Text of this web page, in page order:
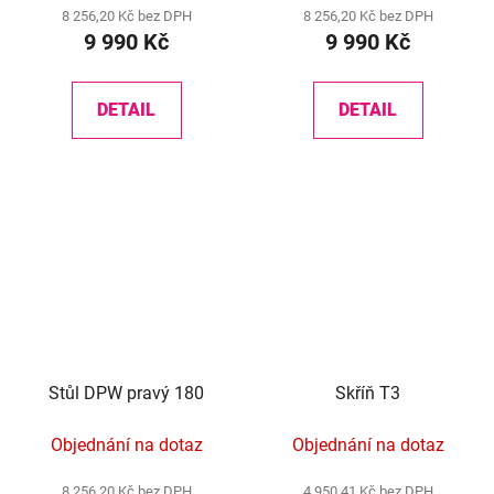
8 256,20 Kč bez DPH
9 990 Kč
DETAIL
8 256,20 Kč bez DPH
9 990 Kč
DETAIL
Stůl DPW pravý 180
Objednání na dotaz
Skříň T3
Objednání na dotaz